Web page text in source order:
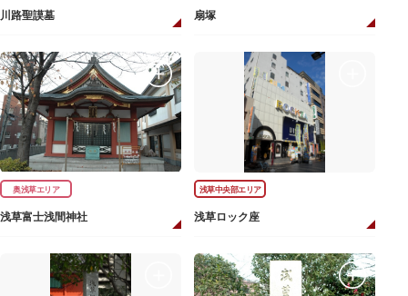
川路聖謨墓 扇塚
奥浅草エリア
浅草富士浅間神社
浅草中央部エリア
浅草ロック座